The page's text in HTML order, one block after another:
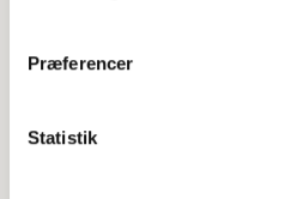
Præferencer
Statistik